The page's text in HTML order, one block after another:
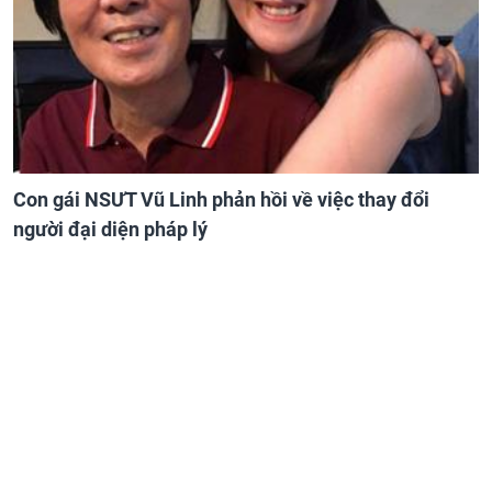
Con gái NSƯT Vũ Linh phản hồi về việc thay đổi
người đại diện pháp lý